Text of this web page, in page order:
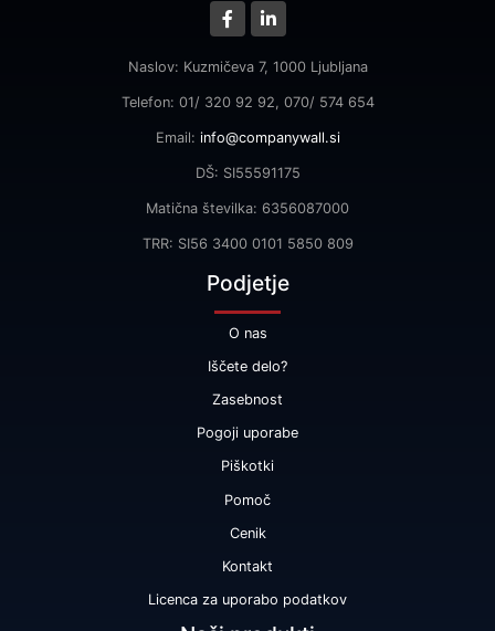
Naslov: Kuzmičeva 7, 1000 Ljubljana
Telefon: 01/ 320 92 92, 070/ 574 654
Email: info@companywall.si
DŠ: SI55591175
Matična številka: 6356087000
TRR: SI56 3400 0101 5850 809
Podjetje
O nas
Iščete delo?
Zasebnost
Pogoji uporabe
Piškotki
Pomoč
Cenik
Kontakt
Licenca za uporabo podatkov